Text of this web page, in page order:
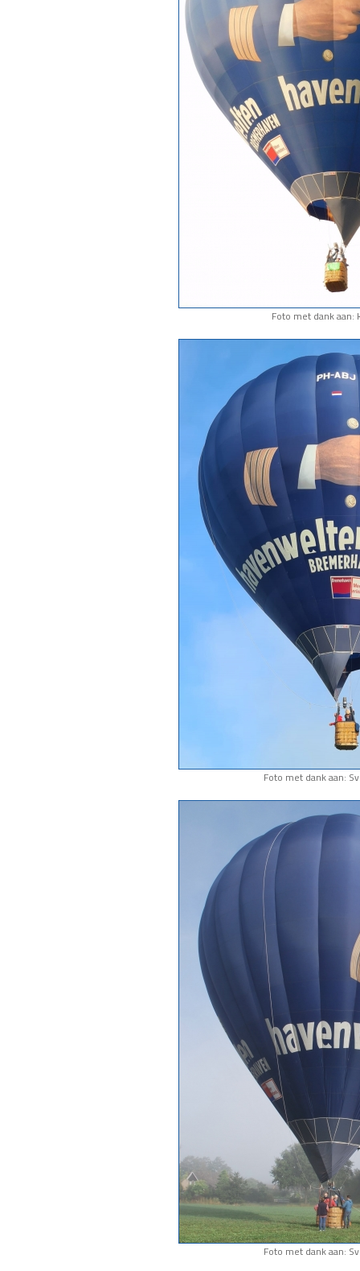
Foto met dank aan:
Foto met dank aan:
Foto met dank aan: